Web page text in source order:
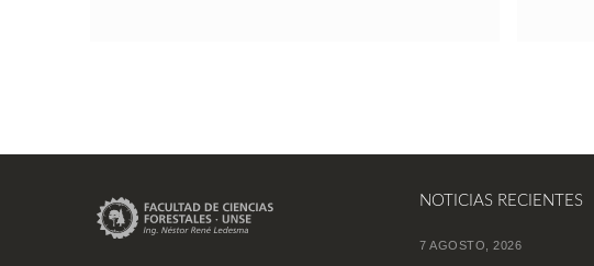
NOTICIAS RECIENTES
7 AGOSTO, 2026